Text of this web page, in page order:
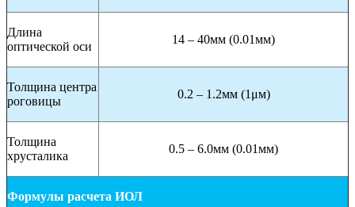
Длина
оптической оси
14 – 40мм (0.01мм)
Толщина центра
роговицы
0.2 – 1.2мм (1μм)
Толщина
хрусталика
0.5 – 6.0мм (0.01мм)
Формулы расчета ИОЛ